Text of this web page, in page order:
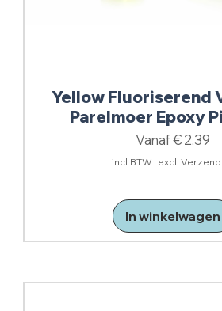
Yellow Fluoriserend
Parelmoer Epoxy
Vanaf€ 2,39
Verkoopprijs
incl.BTW | excl.
In winkelwagen